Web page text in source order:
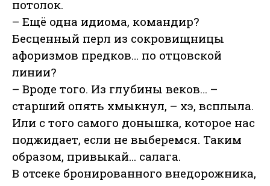
потолок.
– Ещё одна идиома, командир?
Бесценный перл из сокровищницы
афоризмов предков… по отцовской
линии?
– Вроде того. Из глубины веков… –
старший опять хмыкнул, – хэ, всплыла.
Или с того самого донышка, которое нас
поджидает, если не выберемся. Таким
образом, привыкай… салага.
В отсеке бронированного внедорожника,